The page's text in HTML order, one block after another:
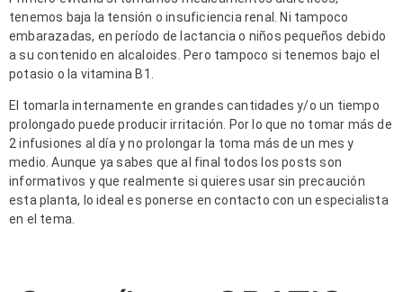
tenemos baja la tensión o insuficiencia renal. Ni tampoco
embarazadas, en período de lactancia o niños pequeños debido
a su contenido en alcaloides. Pero tampoco si tenemos bajo el
potasio o la vitamina B1.
El tomarla internamente en grandes cantidades y/o un tiempo
prolongado puede producir irritación. Por lo que no tomar más de
2 infusiones al día y no prolongar la toma más de un mes y
medio. Aunque ya sabes que al final todos los posts son
informativos y que realmente si quieres usar sin precaución
esta planta, lo ideal es ponerse en contacto con un especialista
en el tema.